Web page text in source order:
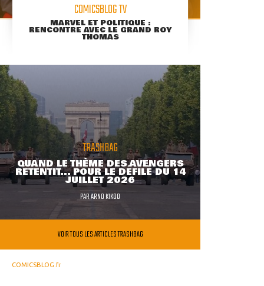
COMICSBLOG TV
MARVEL ET POLITIQUE :
RENCONTRE AVEC LE GRAND ROY
THOMAS
TRASHBAG
QUAND LE THÈME DES AVENGERS
RETENTIT... POUR LE DÉFILÉ DU 14
JUILLET 2026
PARARNO KIKOO
VOIR TOUS LES ARTICLES TRASHBAG
COMICSBLOG.fr